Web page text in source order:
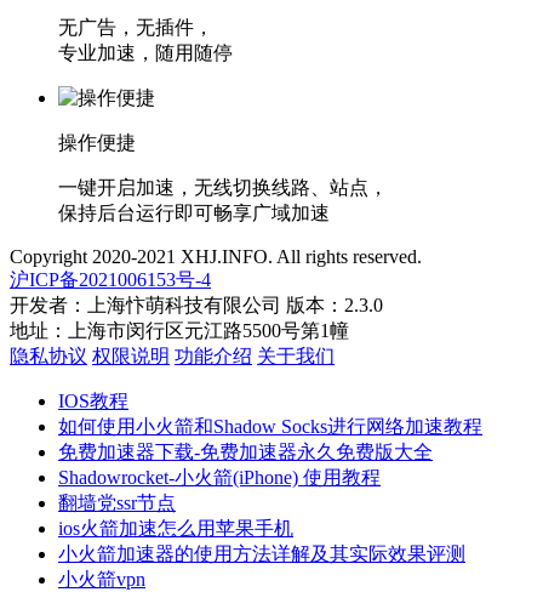
无广告，无插件，
专业加速，随用随停
操作便捷
一键开启加速，无线切换线路、站点，
保持后台运行即可畅享广域加速
Copyright 2020-2021 XHJ.INFO. All rights reserved.
沪ICP备2021006153号-4
开发者：上海忭萌科技有限公司 版本：2.3.0
地址：上海市闵行区元江路5500号第1幢
隐私协议 权限说明 功能介绍 关于我们
IOS教程
如何使用小火箭和Shadow Socks进行网络加速教程
免费加速器下载-免费加速器永久免费版大全
Shadowrocket-小火箭(iPhone) 使用教程
翻墙党ssr节点
ios火箭加速怎么用苹果手机
小火箭加速器的使用方法详解及其实际效果评测
小火箭vpn